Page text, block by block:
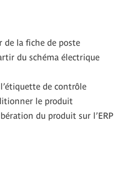
de la fiche de poste
du schéma électrique
de contrôle
le produit
du produit sur l’ERP